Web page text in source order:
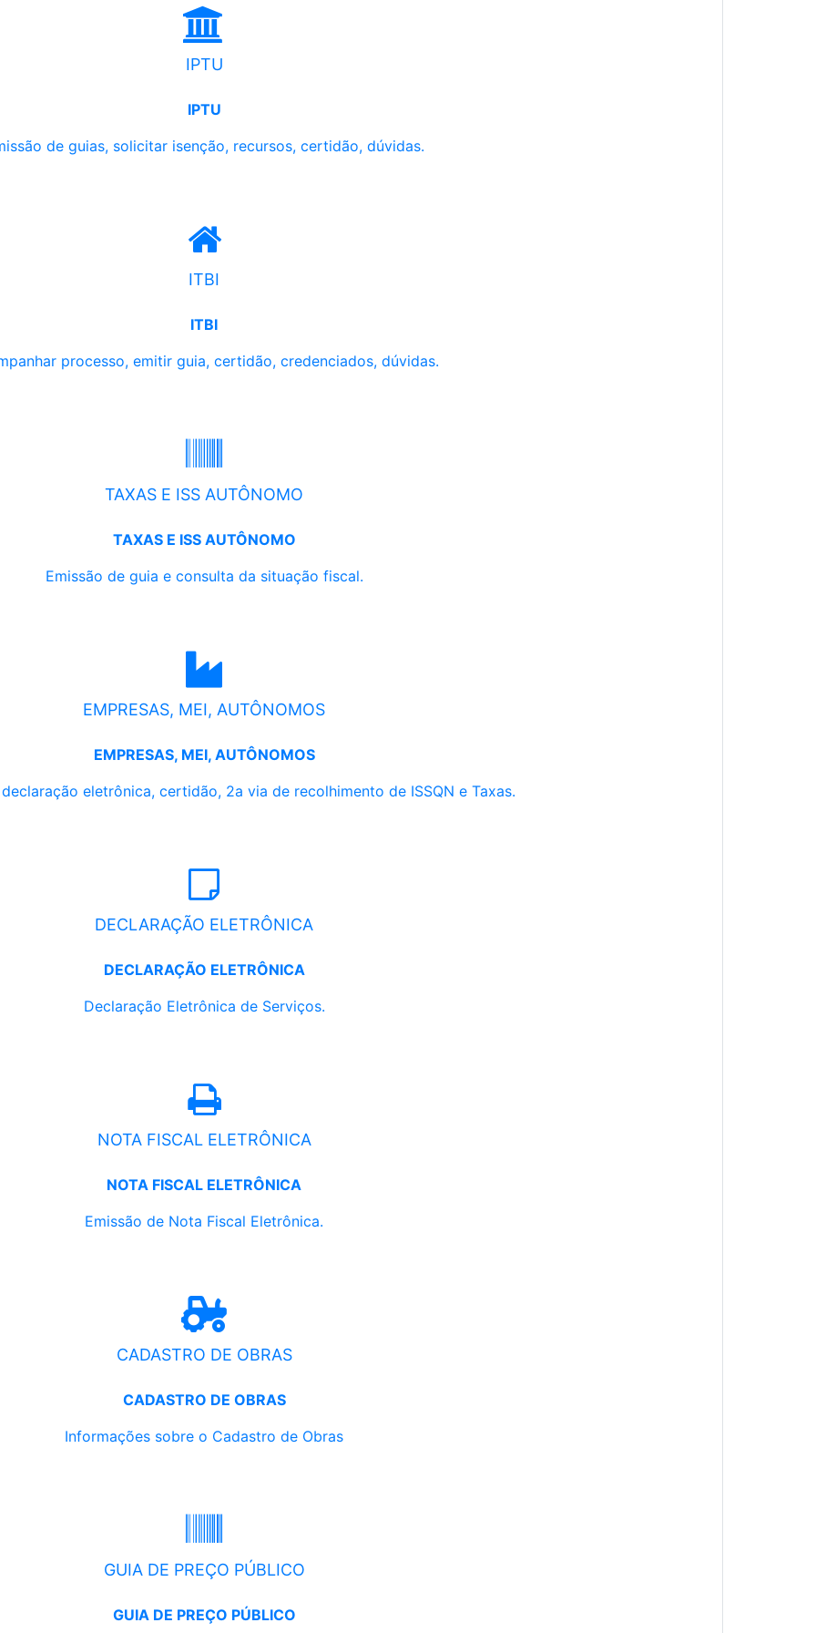
IPTU
IPTU
de guias, solicitar isenção, recursos, certidão, dúvidas.
ITBI
ITBI
processo, emitir guia, certidão, credenciados, dúvidas.
TAXAS E ISS AUTÔNOMO
TAXAS E ISS AUTÔNOMO
Emissão de guia e consulta da situação fiscal.
EMPRESAS, MEI, AUTÔNOMOS
EMPRESAS, MEI, AUTÔNOMOS
eletrônica, certidão, 2a via de recolhimento de ISSQN e Taxas.
DECLARAÇÃO ELETRÔNICA
DECLARAÇÃO ELETRÔNICA
Declaração Eletrônica de Serviços.
NOTA FISCAL ELETRÔNICA
NOTA FISCAL ELETRÔNICA
Emissão de Nota Fiscal Eletrônica.
CADASTRO DE OBRAS
CADASTRO DE OBRAS
Informações sobre o Cadastro de Obras
GUIA DE PREÇO PÚBLICO
GUIA DE PREÇO PÚBLICO